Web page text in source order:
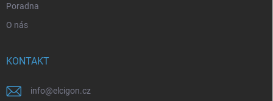
Poradna
O nás
KONTAKT
info@elcigon.cz